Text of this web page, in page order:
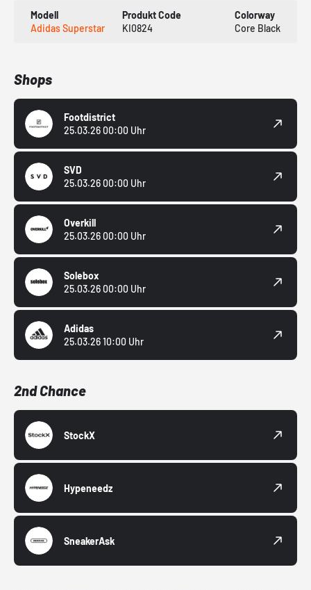
Modell
Adidas Superstar
Produkt Code
KI0824
Colorway
Core Black
Shops
Footdistrict
25.03.26 00:00 Uhr
SVD
25.03.26 00:00 Uhr
Overkill
25.03.26 00:00 Uhr
Solebox
25.03.26 00:00 Uhr
Adidas
25.03.26 10:00 Uhr
2nd Chance
StockX
Hypeneedz
SneakerAsk